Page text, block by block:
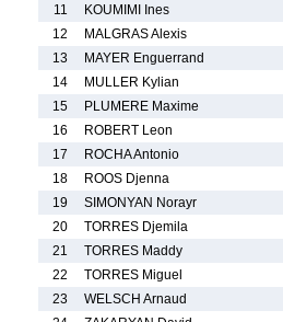
11
KOUMIMI Ines
12
MALGRAS Alexis
13
MAYER Enguerrand
14
MULLER Kylian
15
PLUMERE Maxime
16
ROBERT Leon
17
ROCHA Antonio
18
ROOS Djenna
19
SIMONYAN Norayr
20
TORRES Djemila
21
TORRES Maddy
22
TORRES Miguel
23
WELSCH Arnaud